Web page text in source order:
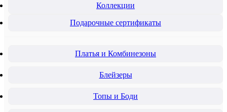
Коллекции
Подарочные сертификаты
Платья и Комбинезоны
Блейзеры
Топы и Боди